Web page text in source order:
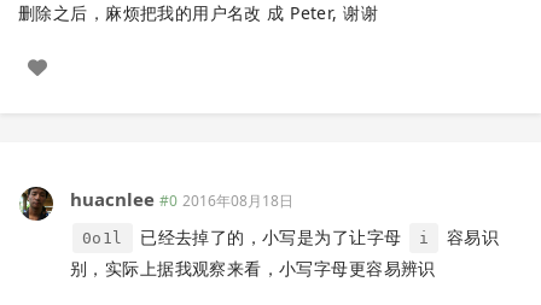
删除之后，麻烦把我的用户名改 成 Peter, 谢谢
huacnlee #0 2016年08月18日
0o1l 已经去掉了的，小写是为了让字母 i
容易识
别，实际上据我观察来看，小写字母更容易辨识